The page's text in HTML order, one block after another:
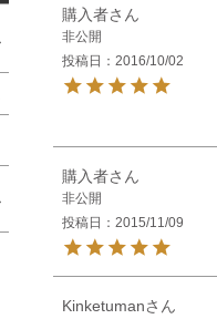
購入者
非公開
投稿日
2016/10/02
購入者
非公開
投稿日
2015/11/09
Kinketuman